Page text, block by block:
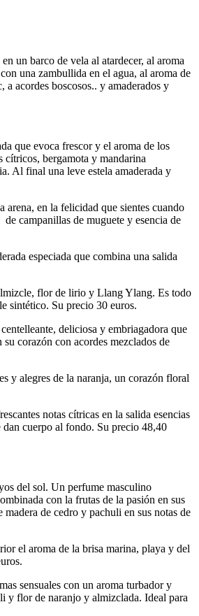
un barco de vela al atardecer, al aroma
una zambullida en el agua, al aroma de
acordes boscosos.. y amaderados y
que evoca frescor y el aroma de los
cítricos, bergamota y mandarina
Al final una leve estela amaderada y
arena, en la felicidad que sientes cuando
campanillas de muguete y esencia de
especiada que combina una salida
flor de lirio y Llang Ylang. Es todo
sintético. Su precio 30 euros.
deliciosa y embriagadora que
corazón con acordes mezclados de
y alegres de la naranja, un corazón floral
notas cítricas en la salida esencias
cuerpo al fondo. Su precio 48,40
del sol. Un perfume masculino
con la frutas de la pasión en sus
de cedro y pachuli en sus notas de
el aroma de la brisa marina, playa y del
sensuales con un aroma turbador y
y flor de naranjo y almizclada. Ideal para